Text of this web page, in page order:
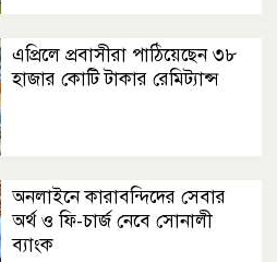
এপ্রিলে প্রবাসীরা পাঠিয়েছেন ৩৮
হাজার কোটি টাকার রেমিট্যান্স
অনলাইনে কারাবন্দিদের সেবার
অর্থ ও ফি-চার্জ নেবে সোনালী
ব্যাংক